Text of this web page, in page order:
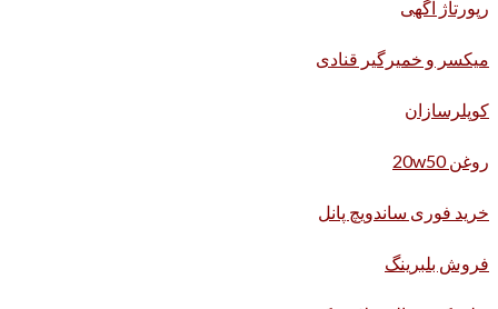
رپورتاژ آگهی
میکسر و خمیرگیر قنادی
کوپلرسازان
روغن 20w50
خرید فوری ساندویچ پانل
فروش بلبرینگ